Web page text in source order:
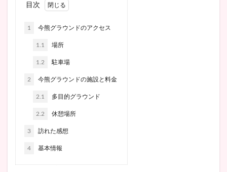
目次
1 今熊グラウンドのアクセス
1.1 場所
1.2 駐車場
2 今熊グラウンドの施設と料金
2.1 多目的グラウンド
2.2 休憩場所
3 訪れた感想
4 基本情報